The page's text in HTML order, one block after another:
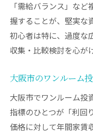
「需給バランス」な
握することが、堅実な
初心者は特に、過度な
収集・比較検討を心が
大阪市のワンルーム
大阪市でワンルーム投
指標のひとつが「利回
価格に対して年間家賃